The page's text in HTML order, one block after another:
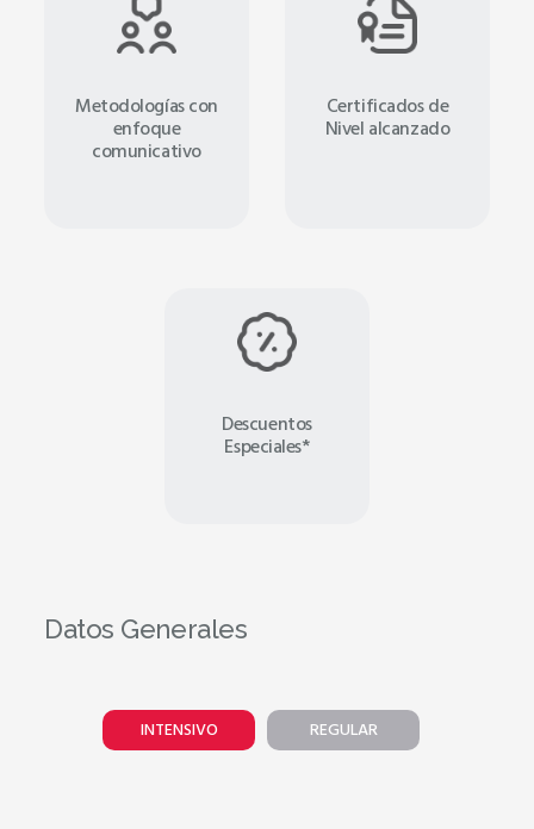
Metodologías con
enfoque
comunicativo
Certificados de
Nivel alcanzado
Descuentos
Especiales*
Datos Generales
INTENSIVO REGULAR